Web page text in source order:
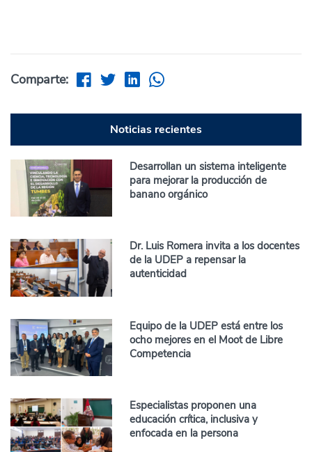
Comparte:
Noticias recientes
Desarrollan un sistema inteligente
para mejorar la producción de
banano orgánico
Dr. Luis Romera invita a los docentes
de la UDEP a repensar la
autenticidad
Equipo de la UDEP está entre los
ocho mejores en el Moot de Libre
Competencia
Especialistas proponen una
educación crítica, inclusiva y
enfocada en la persona